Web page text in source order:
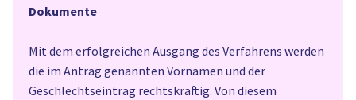
Dokumente
Mit dem erfolgreichen Ausgang des Verfahrens werden
die im Antrag genannten Vornamen und der
Geschlechtseintrag rechtskräftig. Von diesem